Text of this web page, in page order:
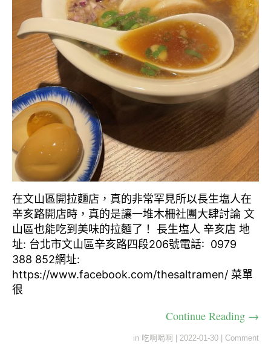
在文山區開拉麵店，真的非常罕見所以長生塩人在
辛亥路開店時，真的是讓一堆木柵社團大肆討論 文
山區也能吃到美味的拉麵了！ 長生塩人 辛亥店 地
址: 台北市文山區辛亥路四段206號電話: 0979
388 852網址:
https://www.facebook.com/thesaltramen/ 菜單
很
Continue Reading →
in 吃啊喝啊 2022-01-30 Comment